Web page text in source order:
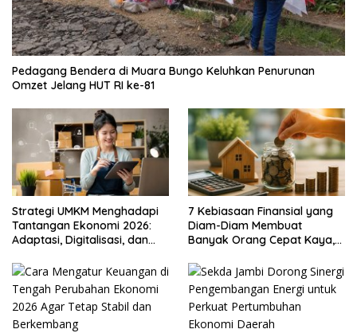
Pedagang Bendera di Muara Bungo Keluhkan Penurunan
Omzet Jelang HUT RI ke-81
Strategi UMKM Menghadapi
Tantangan Ekonomi 2026:
Adaptasi, Digitalisasi, dan
7 Kebiasaan Finansial yang
Diam-Diam Membuat
Banyak Orang Cepat Kaya,